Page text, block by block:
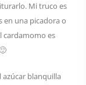
Mi truco es
en una picadora o
cardamomo es
blanquilla